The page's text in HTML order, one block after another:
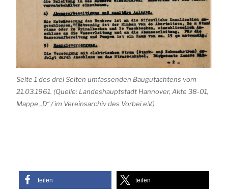
Seite 1 des drei Seiten umfassenden Baugutachtens vom
21.03.1961. (Quelle: Landeshauptstadt Hannover, Akte 38-01,
Mappe „D“ / im Vereinsarchiv des Vorbei e.V.)
teilen teilen